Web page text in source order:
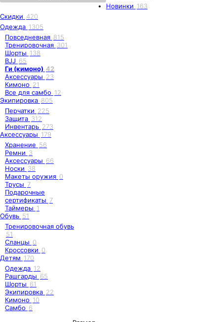
Новинки 163
Скидки 420
Одежда 1305
Повседневная 815
Тренировочная 301
Шорты 138
BJJ 65
Ги (кимоно) 42
Аксессуары 23
Кимоно 21
Все для самбо 12
Экипировка 805
Перчатки 225
Защита 312
Инвентарь 273
Аксессуары 179
Хранение 56
Ремни 3
Аксессуары 66
Носки 38
Макеты оружия 0
Трусы 7
Подарочные
сертификаты 7
Таймеры 1
Обувь 51
Тренировочная обувь
51
Сланцы 0
Кроссовки 0
Детям 170
Одежда 12
Рашгарды 65
Шорты 61
Экипировка 22
Кимоно 10
Самбо 6